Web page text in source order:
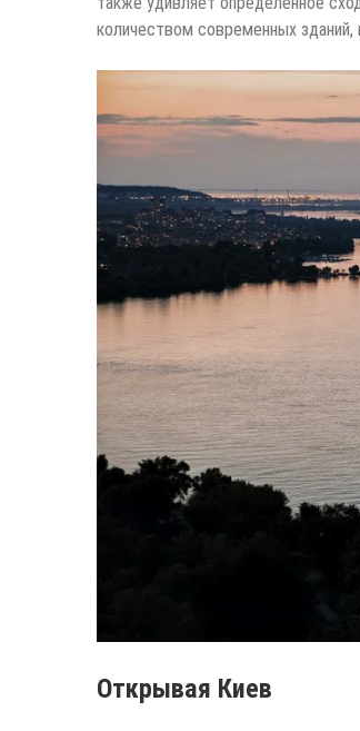
количеством современных
Открывая Киев